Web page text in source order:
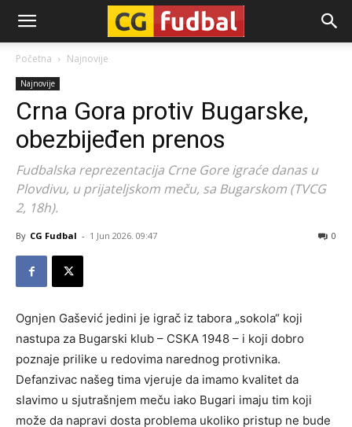
CG-
Fudbal
Početna Najnovije
Najnovije
Crna Gora protiv Bugarske,
obezbijeđen prenos
Fudbalska reprezentacija Crne Gore igraće danas u
Plovdivu, u prijateljskom meču, sa Bugarskom (TVCG
2, 18h).
By CG Fudbal - 1 Jun 2026. 09:47 0
Ognjen Gašević jedini je igrač iz tabora „sokola“ koji
nastupa za Bugarski klub – CSKA 1948 – i koji dobro
poznaje prilike u redovima narednog protivnika.
Defanzivac našeg tima vjeruje da imamo kvalitet da
slavimo u sjutrašnjem meču iako Bugari imaju tim koji
može da napravi dosta problema ukoliko pristup ne bude